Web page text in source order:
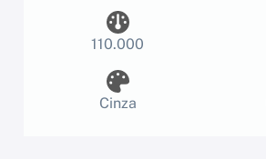
110.000
Cinza